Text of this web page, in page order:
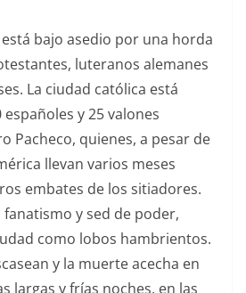
bajo asedio por una horda
luteranos alemanes
La ciudad católica está
y 25 valones
Pacheco, quienes, a pesar de
llevan varios meses
embates de los sitiadores.
fanatismo y sed de poder,
como lobos hambrientos.
y la muerte acecha en
largas y frías noches, en las